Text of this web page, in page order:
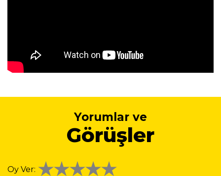
Yorumlar ve
Görüşler
Oy Ver: